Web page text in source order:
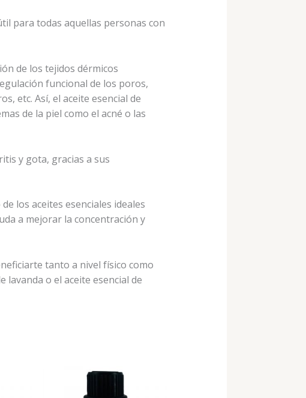
para todas aquellas personas con
de los tejidos dérmicos
funcional de los poros,
etc. Así, el aceite esencial de
de la piel como el acné o las
y gota, gracias a sus
los aceites esenciales ideales
a mejorar la concentración y
tanto a nivel físico como
lavanda o el aceite esencial de